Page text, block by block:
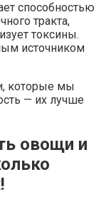
способностью
тракта,
токсины.
источником
которые мы
— их лучше
овощи и